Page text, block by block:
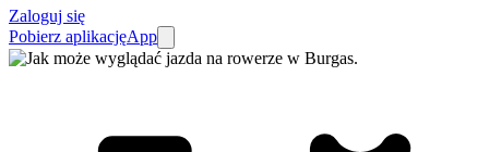
Zaloguj się
Pobierz aplikacjęApp